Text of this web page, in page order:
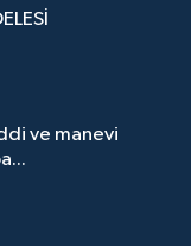
ve manevi